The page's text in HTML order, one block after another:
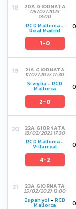
20A GIORNATA
05/02/2023
13:00
RCD Mallorca -
Real Madrid
1-0
0
21A GIORNATA
11/02/2023 17:30
Siviglia - RCD
Mallorca
2-0
0
22A GIORNATA
18/02/2023 17:30
RCD Mallorca -
Villarreal
4-2
0
23A GIORNATA
25/02/2023 13:00
Espanyol - RCD
Mallorca 0